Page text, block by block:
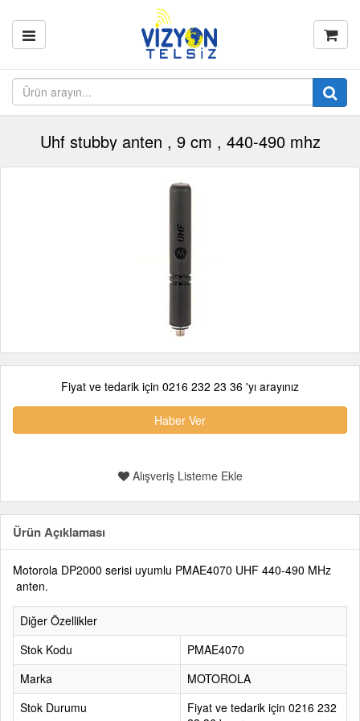
Uhf stubby anten , 9 cm , 440-490 mhz
Fiyat ve tedarik için 0216 232 23 36 'yı arayınız
Haber Ver
Alışveriş Listeme Ekle
Ürün Açıklaması
Motorola DP2000 serisi uyumlu PMAE4070 UHF 440-490 MHz
anten.
Diğer Özellikler
Stok Kodu
PMAE4070
Marka
MOTOROLA
Stok Durumu
Fiyat ve tedarik için 0216 232